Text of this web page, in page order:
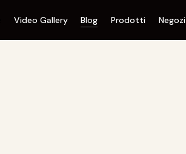
Video Gallery Blog Prodotti Negozi